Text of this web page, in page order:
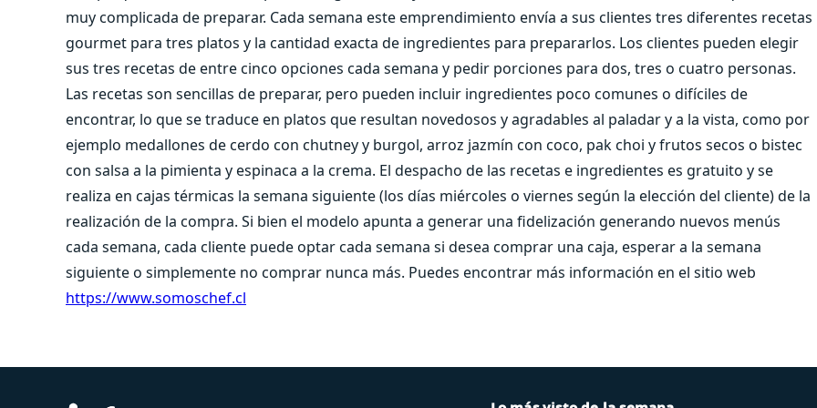
muy complicada de preparar. Cada semana este emprendimiento envía a sus clientes tres diferentes recetas
gourmet para tres platos y la cantidad exacta de ingredientes para prepararlos. Los clientes pueden elegir
sus tres recetas de entre cinco opciones cada semana y pedir porciones para dos, tres o cuatro personas.
Las recetas son sencillas de preparar, pero pueden incluir ingredientes poco comunes o difíciles de
encontrar, lo que se traduce en platos que resultan novedosos y agradables al paladar y a la vista, como por
ejemplo medallones de cerdo con chutney y burgol, arroz jazmín con coco, pak choi y frutos secos o bistec
con salsa a la pimienta y espinaca a la crema. El despacho de las recetas e ingredientes es gratuito y se
realiza en cajas térmicas la semana siguiente (los días miércoles o viernes según la elección del cliente) de la
realización de la compra. Si bien el modelo apunta a generar una fidelización generando nuevos menús
cada semana, cada cliente puede optar cada semana si desea comprar una caja, esperar a la semana
siguiente o simplemente no comprar nunca más. Puedes encontrar más información en el sitio web
https://www.somoschef.cl